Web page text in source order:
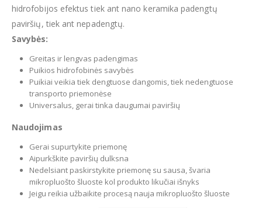
hidrofobijos efektus tiek ant nano keramika padengtų
paviršių, tiek ant nepadengtų.
Savybės:
Greitas ir lengvas padengimas
Puikios hidrofobinės savybės
Puikiai veikia tiek dengtuose dangomis, tiek nedengtuose
transporto priemonėse
Universalus, gerai tinka daugumai paviršių
Naudojimas
Gerai supurtykite priemonę
Aipurkškite paviršių dulksna
Nedelsiant paskirstykite priemonę su sausa, švaria
mikropluošto šluoste kol produkto likučiai išnyks
Jeigu reikia užbaikite procesą nauja mikropluošto šluoste